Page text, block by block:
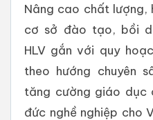
Nâng cao chất lượng,
cơ sở đào tạo, bồi
HLV gắn với quy
theo hướng chuyên
tăng cường giáo dục
đức nghề nghiệp cho